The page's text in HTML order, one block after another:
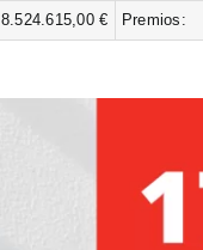
8.524.615,00 € Premios: